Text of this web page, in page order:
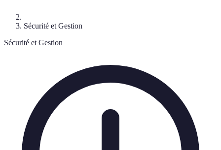
Sécurité et Gestion
Sécurité et Gestion